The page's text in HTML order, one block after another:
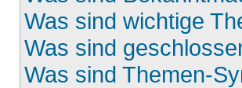
Was sind wichtige
Was sind
Was sind Themen-